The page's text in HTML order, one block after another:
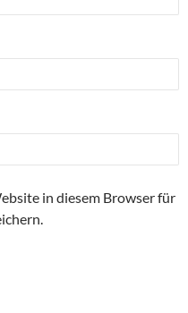
in diesem Browser für